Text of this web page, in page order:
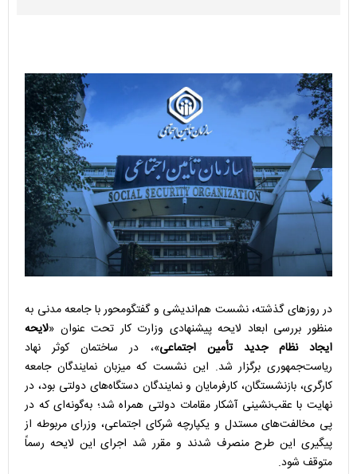
در روزهای گذشته، نشست هم‌اندیشی و گفتگومحور با جامعه مدنی به
منظور بررسی ابعاد لایحه پیشنهادی وزارت کار تحت عنوان «لایحه
ایجاد نظام جدید تأمین اجتماعی»، در ساختمان کوثر نهاد
ریاست‌جمهوری برگزار شد. این نشست که میزبان نمایندگان جامعه
کارگری، بازنشستگان، کارفرمایان و نمایندگان دستگاه‌های دولتی بود، در
نهایت با عقب‌نشینی آشکار مقامات دولتی همراه شد؛ به‌گونه‌ای که در
پی مخالفت‌های مستدل و یکپارچه شرکای اجتماعی، وزرای مربوطه از
پیگیری این طرح منصرف شدند و مقرر شد اجرای این لایحه رسماً
متوقف شود.